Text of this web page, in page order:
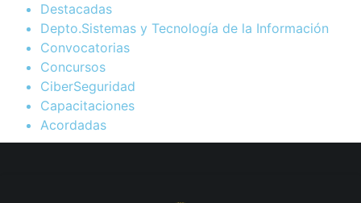
Destacadas
Depto.Sistemas y Tecnología de la Información
Convocatorias
Concursos
CiberSeguridad
Capacitaciones
Acordadas